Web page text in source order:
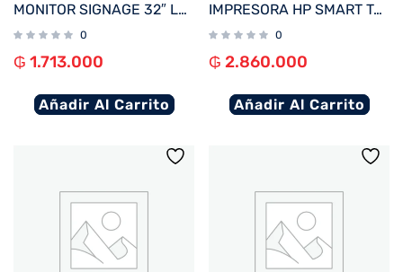
MONITOR SIGNAGE 32″ LG 32SM5C FHD/USB/HDMI/DP/SD/NE
0
₲ 1.713.000
Añadir Al Carrito
IMPRESORA HP SMART TANK 750 IMP/COP/SCAN/RED/WIFI/BIVOLT
0
₲ 2.860.000
Añadir Al Carrito